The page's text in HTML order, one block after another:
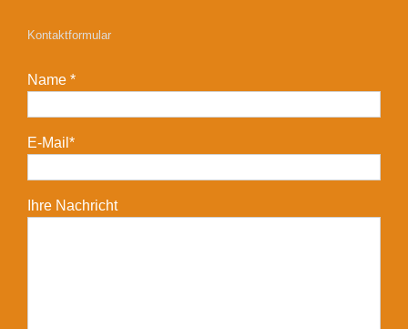
Kontaktformular
Name *
E-Mail*
Ihre Nachricht